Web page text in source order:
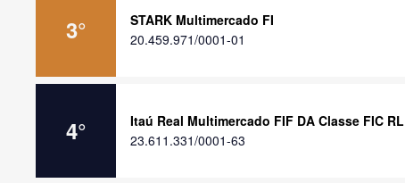
3°
STARK Multimercado FI
20.459.971/0001-01
4°
Itaú Real Multimercado FIF DA Classe FIC RL
23.611.331/0001-63